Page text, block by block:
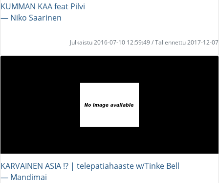
KUMMAN KAA feat Pilvi
― Niko Saarinen
Julkaistu 2016-07-10 12:59:49 / Tallennettu 2017-12-07
KARVAINEN ASIA !? | telepatiahaaste w/Tinke Bell
― Mandimai